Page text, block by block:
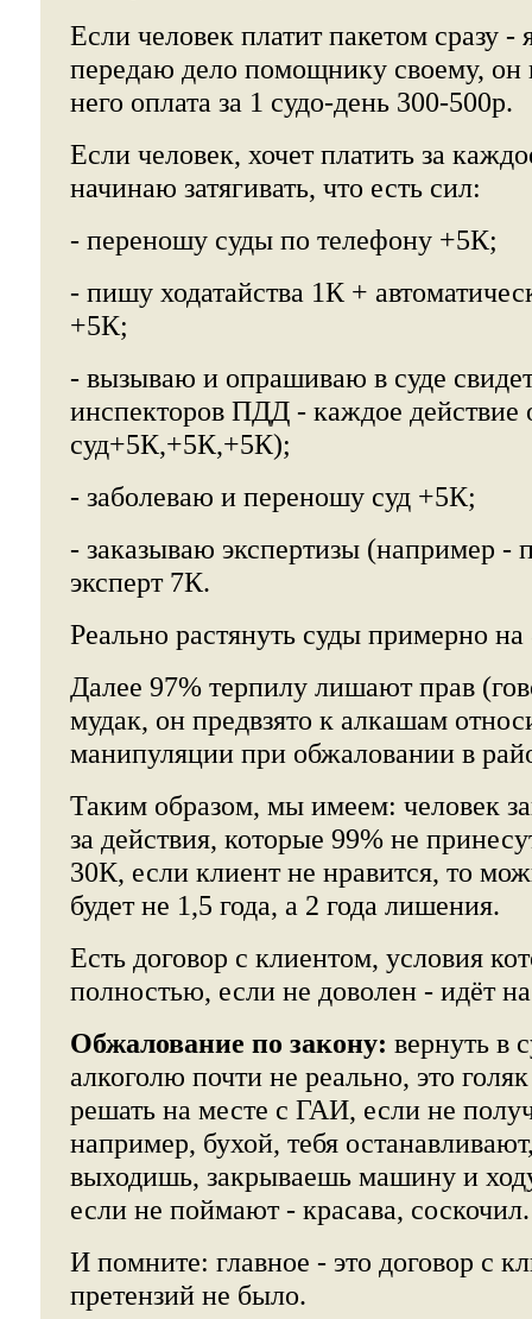
Если человек платит пакетом сразу -
передаю дело помощнику своему, он
него оплата за 1 судо-день 300-500р.
Если человек, хочет платить за
начинаю затягивать, что есть сил:
- переношу суды по телефону +5К;
- пишу ходатайства 1К +
+5К;
- вызываю и опрашиваю в суде
инспекторов ПДД - каждое действие
суд+5К,+5К,+5К);
- заболеваю и переношу суд +5К;
- заказываю экспертизы (например -
эксперт 7К.
Реально растянуть суды примерно
Далее 97% терпилу лишают прав
мудак, он предвзято к алкашам
манипуляции при обжаловании в
Таким образом, мы имеем: человек
за действия, которые 99% не
30К, если клиент не нравится, то
будет не 1,5 года, а 2 года лишения.
Есть договор с клиентом, условия
полностью, если не доволен - идёт
Обжалование по закону: вернуть в
алкоголю почти не реально, это
решать на месте с ГАИ, если не
например, бухой, тебя
выходишь, закрываешь машину и
если не поймают - красава, соскочил.
И помните: главное - это договор с
претензий не было.